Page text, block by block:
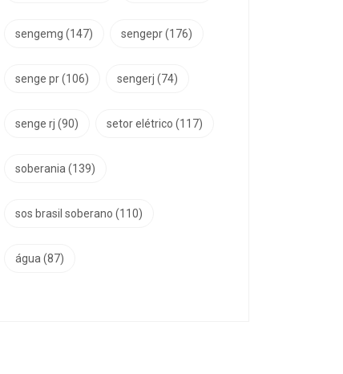
sengemg (147) sengepr(176)
senge pr(106) sengerj (74)
senge rj (90) setor elétrico (117)
soberania (139)
sos brasil soberano (110)
água (87)